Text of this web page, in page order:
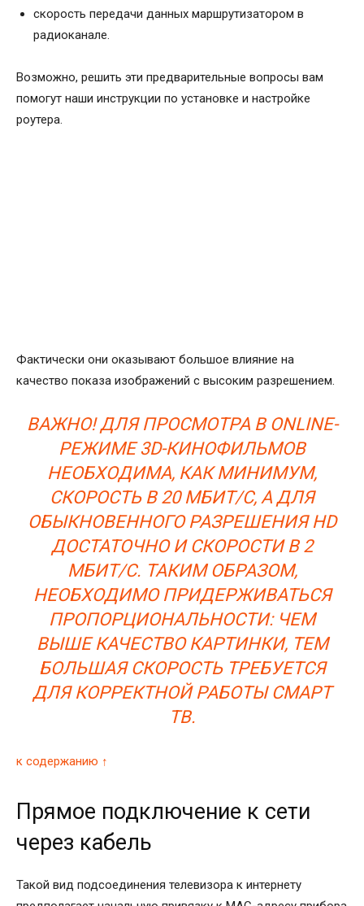
скорость передачи данных маршрутизатором в
радиоканале.
Возможно, решить эти предварительные вопросы вам
помогут наши инструкции по установке и настройке
роутера.
Фактически они оказывают большое влияние на
качество показа изображений с высоким разрешением.
ВАЖНО! ДЛЯ ПРОСМОТРА В ONLINE-
РЕЖИМЕ 3D-КИНОФИЛЬМОВ
НЕОБХОДИМА, КАК МИНИМУМ,
СКОРОСТЬ В 20 МБИТ/С, А ДЛЯ
ОБЫКНОВЕННОГО РАЗРЕШЕНИЯ HD
ДОСТАТОЧНО И СКОРОСТИ В 2
МБИТ/С. ТАКИМ ОБРАЗОМ,
НЕОБХОДИМО ПРИДЕРЖИВАТЬСЯ
ПРОПОРЦИОНАЛЬНОСТИ: ЧЕМ
ВЫШЕ КАЧЕСТВО КАРТИНКИ, ТЕМ
БОЛЬШАЯ СКОРОСТЬ ТРЕБУЕТСЯ
ДЛЯ КОРРЕКТНОЙ РАБОТЫ СМАРТ
ТВ.
к содержанию ↑
Прямое подключение к сети
через кабель
Такой вид подсоединения телевизора к интернету